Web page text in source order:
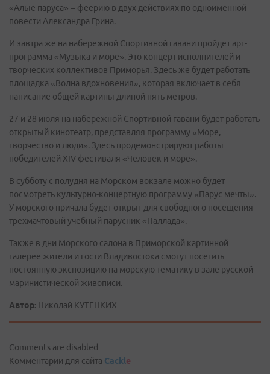
«Алые паруса» – феерию в двух действиях по одноименной
повести Александра Грина.
И завтра же на набережной Спортивной гавани пройдет арт-
программа «Музыка и море». Это концерт исполнителей и
творческих коллективов Приморья. Здесь же будет работать
площадка «Волна вдохновения», которая включает в себя
написание общей картины длиной пять метров.
27 и 28 июля на набережной Спортивной гавани будет работать
открытый кинотеатр, представляя программу «Море,
творчество и люди». Здесь продемонстрируют работы
победителей XIV фестиваля «Человек и море».
В субботу с полудня на Морском вокзале можно будет
посмотреть культурно-концертную программу «Парус мечты».
У морского причала будет открыт для свободного посещения
трехмачтовый учебный парусник «Паллада».
Также в дни Морского салона в Приморской картинной
галерее жители и гости Владивостока смогут посетить
постоянную экспозицию на морскую тематику в зале русской
маринистической живописи.
Автор: Николай КУТЕНКИХ
Comments are disabled
Комментарии для сайта Cackle